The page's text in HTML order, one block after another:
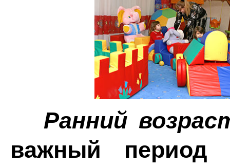
Ранний
важный период